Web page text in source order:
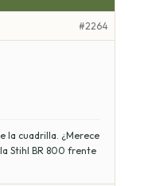
#2264
la cuadrilla. ¿Merece
Stihl BR 800 frente